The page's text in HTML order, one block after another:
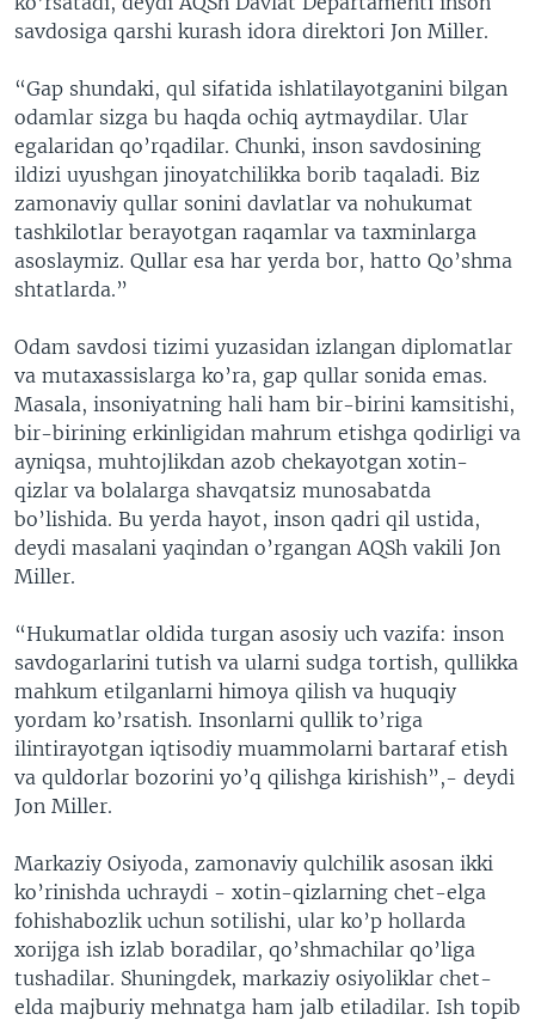
savdosiga qarshi kurash idora direktori Jon Miller.
“Gap shundaki, qul sifatida ishlatilayotganini bilgan
odamlar sizga bu haqda ochiq aytmaydilar. Ular
egalaridan qo’rqadilar. Chunki, inson savdosining
ildizi uyushgan jinoyatchilikka borib taqaladi. Biz
zamonaviy qullar sonini davlatlar va nohukumat
tashkilotlar berayotgan raqamlar va taxminlarga
asoslaymiz. Qullar esa har yerda bor, hatto Qo’shma
shtatlarda.”
Odam savdosi tizimi yuzasidan izlangan diplomatlar
va mutaxassislarga ko’ra, gap qullar sonida emas.
Masala, insoniyatning hali ham bir-birini kamsitishi,
bir-birining erkinligidan mahrum etishga qodirligi va
ayniqsa, muhtojlikdan azob chekayotgan xotin-
qizlar va bolalarga shavqatsiz munosabatda
bo’lishida. Bu yerda hayot, inson qadri qil ustida,
deydi masalani yaqindan o’rgangan AQSh vakili Jon
Miller.
“Hukumatlar oldida turgan asosiy uch vazifa: inson
savdogarlarini tutish va ularni sudga tortish, qullikka
mahkum etilganlarni himoya qilish va huquqiy
yordam ko’rsatish. Insonlarni qullik to’riga
ilintirayotgan iqtisodiy muammolarni bartaraf etish
va quldorlar bozorini yo’q qilishga kirishish”,- deydi
Jon Miller.
Markaziy Osiyoda, zamonaviy qulchilik asosan ikki
ko’rinishda uchraydi - xotin-qizlarning chet-elga
fohishabozlik uchun sotilishi, ular ko’p hollarda
xorijga ish izlab boradilar, qo’shmachilar qo’liga
tushadilar. Shuningdek, markaziy osiyoliklar chet-
elda majburiy mehnatga ham jalb etiladilar. Ish topib